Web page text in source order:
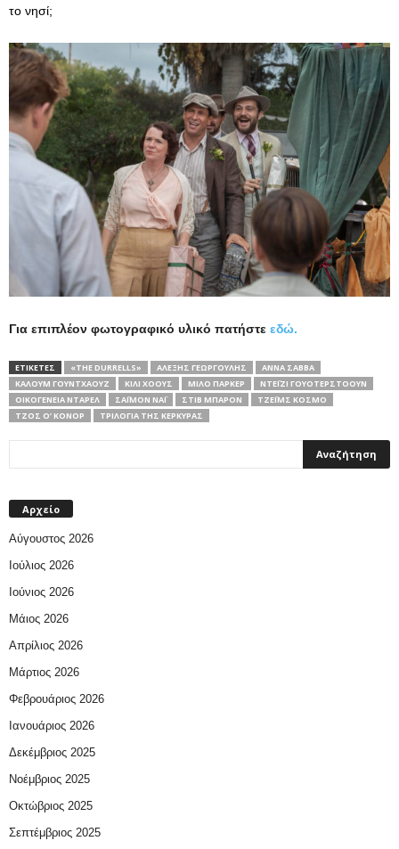
το νησί;
Για επιπλέον φωτογραφικό υλικό πατήστε εδώ.
ΕΤΙΚΕΤΕΣ «THE DURRELLS» ΑΛΈΞΗΣ ΓΕΩΡΓΟΎΛΗΣ
ΆΝΝΑ ΣΆΒΒΑ
ΚΆΛΟΥΜ ΓΟΎΝΤΧΑΟΥΖ
ΚΊΛΙ ΧΌΟΥΣ ΜΊΛΟ ΠΆΡΚΕΡ
ΝΤΈΙΖΙ ΓΟΥΌΤΕΡΣΤΟΟΥΝ
ΟΙΚΟΓΈΝΕΙΑ ΝΤΆΡΕΛ
ΣΆΙΜΟΝ ΝΆΙ ΣΤΙΒ ΜΠΆΡΟΝ
ΤΖΈΙΜΣ ΚΌΣΜΟ
ΤΖΟΣ Ο’ ΚΌΝΟΡ
ΤΡΙΛΟΓΊΑ ΤΗΣ ΚΈΡΚΥΡΑΣ
Αρχείο
Αύγουστος 2026
Ιούλιος 2026
Ιούνιος 2026
Μάιος 2026
Απρίλιος 2026
Μάρτιος 2026
Φεβρουάριος 2026
Ιανουάριος 2026
Δεκέμβριος 2025
Νοέμβριος 2025
Οκτώβριος 2025
Σεπτέμβριος 2025